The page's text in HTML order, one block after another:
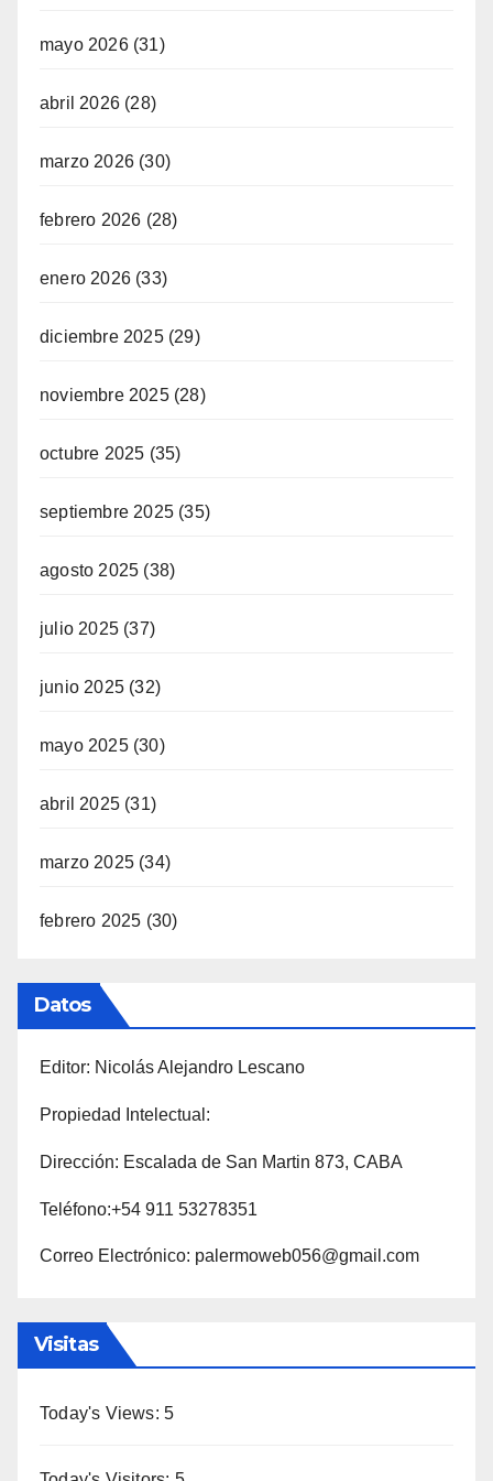
mayo 2026(31)
abril 2026 (28)
marzo 2026 (30)
febrero 2026 (28)
enero 2026 (33)
diciembre 2025(29)
noviembre 2025(28)
octubre 2025 (35)
septiembre 2025 (35)
agosto 2025 (38)
julio 2025 (37)
junio 2025 (32)
mayo 2025(30)
abril 2025 (31)
marzo 2025 (34)
febrero 2025 (30)
Datos
Editor: Nicolás Alejandro Lescano
Propiedad Intelectual:
Dirección: Escalada de San Martin 873, CABA
Teléfono:+54 911 53278351
Correo Electrónico: palermoweb056@gmail.com
Visitas
Today's Views: 5